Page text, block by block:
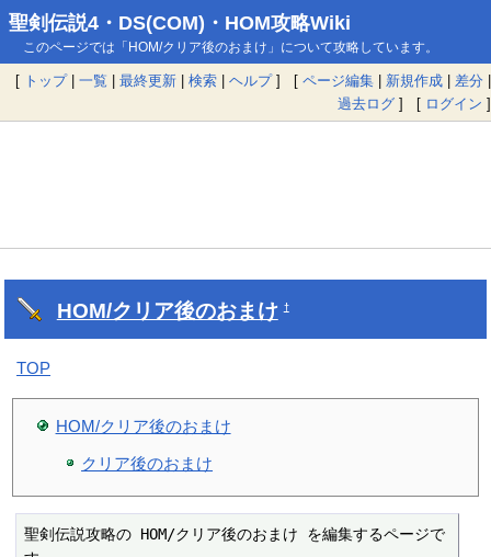
聖剣伝説4・DS(COM)・HOM攻略Wiki
このページでは「HOM/クリア後のおまけ」について攻略しています。
[ トップ| 一覧 | 最終更新 | 検索 | ヘルプ] [ ページ編集 | 新規作成 | 差分 |
過去ログ ] [ ログイン ]
HOM/クリア後のおまけ †
TOP
HOM/クリア後のおまけ
クリア後のおまけ
聖剣伝説攻略の HOM/クリア後のおまけ を編集するページで